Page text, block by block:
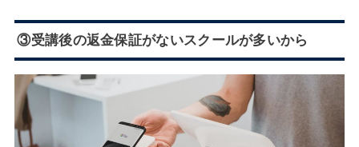
③受講後の返金保証がないスクールが多いから